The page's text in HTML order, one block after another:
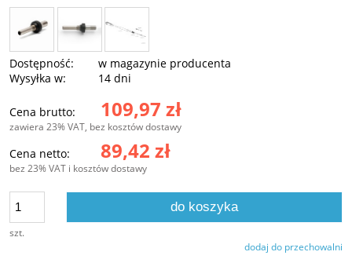
Dostępność:
w magazynie producenta
Wysyłka w:
14 dni
Cena brutto: 109,97 zł
zawiera 23% VAT, bez kosztów dostawy
Cena netto: 89,42 zł
bez 23% VAT i kosztów dostawy
szt.
do koszyka
dodaj do przechowalni